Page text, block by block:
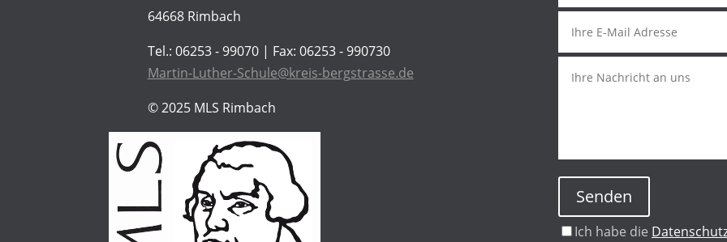
64668 Rimbach
Tel.: 06253 - 99070 | Fax: 06253 - 990730
Martin-Luther-Schule@kreis-bergstrasse.de
© 2025MLS Rimbach
Senden
Ich habe die